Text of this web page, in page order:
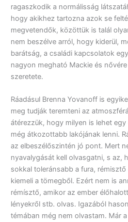
ragaszkodik a normálisság
hogy akikhez tartozna azok se
megvetendők, közöttük is talál
nem beszélve arról, hogy kiderül,
barátság, a családi kapcsolatok
nagyon megható Mackie és
szeretete.
Ráadásul Brenna Yovanoff is
meg tudják teremteni az
átérezzük, hogy milyen is lehet
még átkozottabb lakójának lenni.
az elbeszélőszintén jó pont. Mert
nyavalygását kell olvasgatni, s az,
sokkal toleránsabb a fura,
kiemeli a tömegből. Ezért nem is
rémísztő, amikor az ember
lényekről stb. olvas. Igazából
témában még nem olvastam. Már